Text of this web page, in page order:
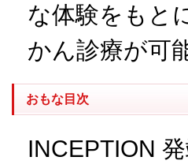
な体験をもと
かん診療が可
おもな目次
INCEPTION